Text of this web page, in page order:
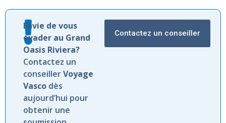
Envie de vous
évader au Grand
Oasis Riviera?
Contactez un
conseillerVoyage
Vasco dès
aujourd’hui pour
obtenir une
Contactez un conseiller